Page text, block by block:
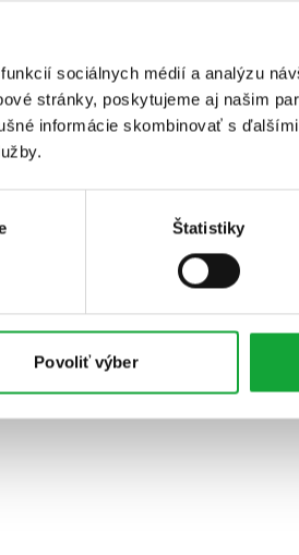
sociálnych médií a analýzu
stránky, poskytujeme aj našim
informácie skombinovať s
Štatistiky
Povoliť výber